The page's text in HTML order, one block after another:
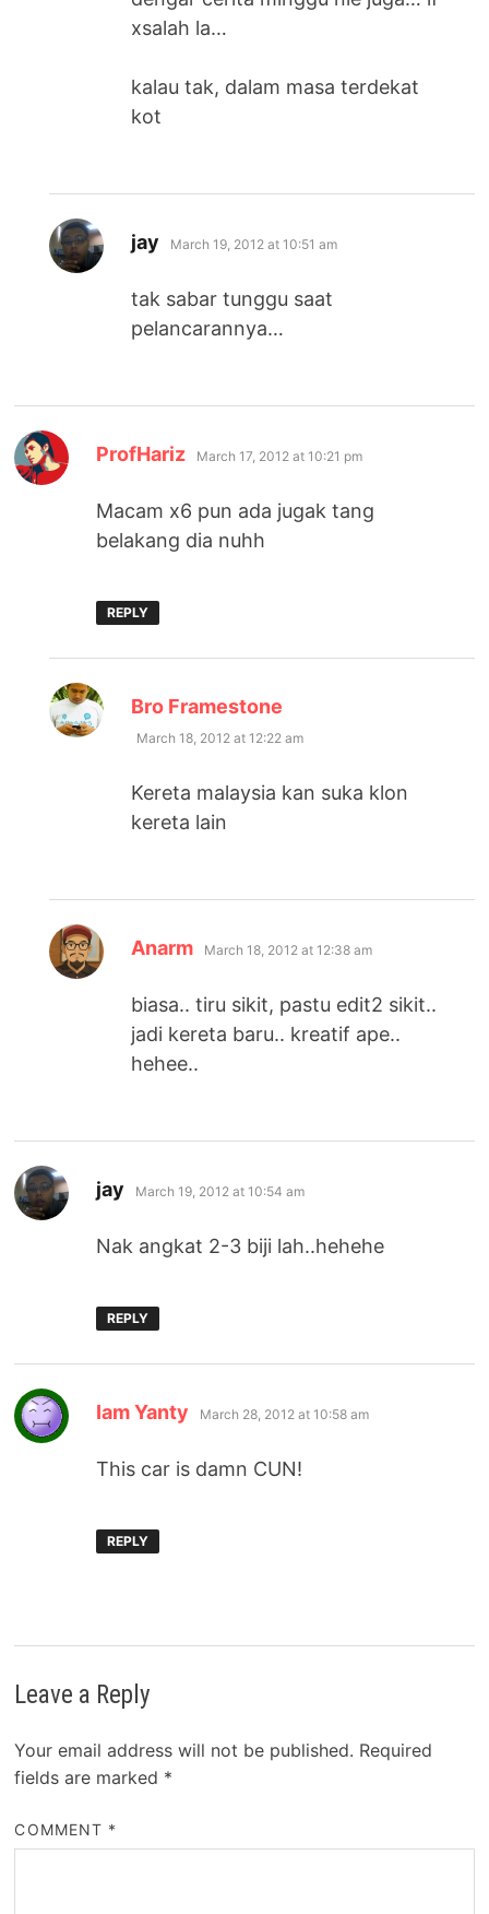
xsalah la…
kalau tak, dalam masa terdekat
kot
jay says:
March 19, 2012 at 10:51 am
tak sabar tunggu saat
pelancarannya…
ProfHariz says:
March 17, 2012 at 10:21 pm
Macam x6 pun ada jugak tang
belakang dia nuhh
REPLY
Bro Framestone
March 18, 2012 at 12:22 am
Kereta malaysia kan suka klon
kereta lain
Anarm says:
March 18, 2012 at 12:38 am
biasa.. tiru sikit, pastu edit2 sikit..
jadi kereta baru.. kreatif ape..
hehee..
jay says:
March 19, 2012 at 10:54 am
Nak angkat 2-3 biji lah..hehehe
REPLY
Iam Yanty says:
March 28, 2012 at 10:58 am
This car is damn CUN!
REPLY
Leave a Reply
Your email address will not be published. Required
fields are marked *
COMMENT *